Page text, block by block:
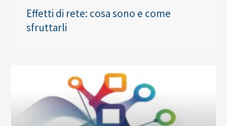
Effetti di rete: cosa sono e come
sfruttarli